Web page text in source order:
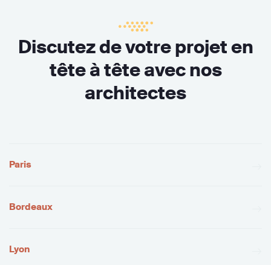
Discutez de votre projet en
tête à tête avec nos
architectes
Paris
Bordeaux
Lyon